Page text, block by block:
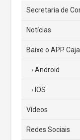
Secretaria de
Notícias
Baixe o APP
Android
IOS
Vídeos
Redes Sociais